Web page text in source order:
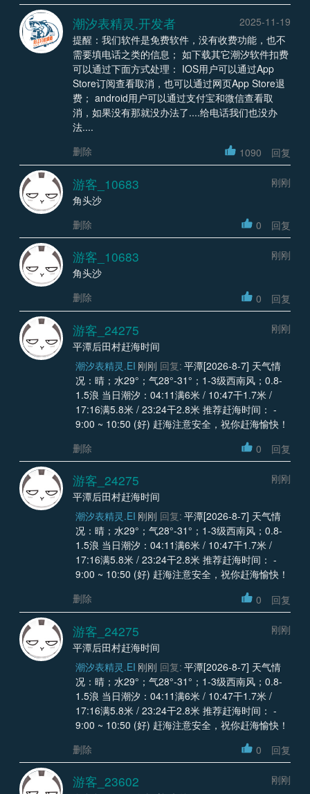
潮汐表精灵.开发者
2025-11-19
提醒：我们软件是免费软件，没有收费功能，也不
需要填电话之类的信息； 如下载其它潮汐软件扣费
可以通过下面方式处理： IOS用户可以通过App
Store订阅查看取消，也可以通过网页App Store退
费； android用户可以通过支付宝和微信查看取
消，如果没有那就没办法了....给电话我们也没办
法....
删除
1090 回复
游客_10683
刚刚
角头沙
删除
0 回复
游客_10683
刚刚
角头沙
删除
0 回复
游客_24275
刚刚
平潭后田村赶海时间
潮汐表精灵.EI 刚刚 回复: 平潭[2026-8-7] 天气情
况：晴；水29°；气28°-31°；1-3级西南风；0.8-
1.5浪 当日潮汐：04:11满6米 / 10:47干1.7米 /
17:16满5.8米 / 23:24干2.8米 推荐赶海时间： -
9:00 ~ 10:50 (好) 赶海注意安全，祝你赶海愉快！
删除
0 回复
游客_24275
刚刚
平潭后田村赶海时间
潮汐表精灵.EI 刚刚 回复: 平潭[2026-8-7] 天气情
况：晴；水29°；气28°-31°；1-3级西南风；0.8-
1.5浪 当日潮汐：04:11满6米 / 10:47干1.7米 /
17:16满5.8米 / 23:24干2.8米 推荐赶海时间： -
9:00 ~ 10:50 (好) 赶海注意安全，祝你赶海愉快！
删除
0 回复
游客_24275
刚刚
平潭后田村赶海时间
潮汐表精灵.EI 刚刚 回复: 平潭[2026-8-7] 天气情
况：晴；水29°；气28°-31°；1-3级西南风；0.8-
1.5浪 当日潮汐：04:11满6米 / 10:47干1.7米 /
17:16满5.8米 / 23:24干2.8米 推荐赶海时间： -
9:00 ~ 10:50 (好) 赶海注意安全，祝你赶海愉快！
删除
0 回复
游客_23602
刚刚